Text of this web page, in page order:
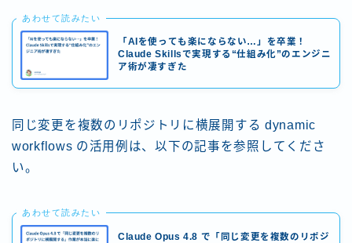
あわせて読みたい
「AIを使っても楽にならない…」を卒業！
Claude Skillsで実現する“仕組み化”のエンジニ
ア術が凄すぎた
同じ変更を複数のリポジトリに横展開する dynamic
workflows の活用例は、以下の記事を参照してくださ
い。
あわせて読みたい
Claude Opus 4.8 で「同じ変更を複数のリポジ